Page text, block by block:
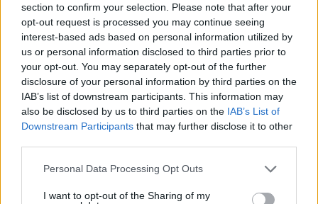
section to confirm your selection. Please note that after your
opt-out request is processed you may continue seeing
interest-based ads based on personal information utilized by
us or personal information disclosed to third parties prior to
your opt-out. You may separately opt-out of the further
disclosure of your personal information by third parties on the
IAB’s list of downstream participants. This information may
also be disclosed by us to third parties on the IAB’s List of
Downstream Participants that may further disclose it to other
Please note that this website/app uses one or more Google
not limited to your visit or usage behaviour. You may click to
Personal Data Processing Opt Outs
I want to opt-out of the Sharing of my
Σε ελέγχους για ανίχνευση ναρκωτικών θα υπόκεινται
από εδώ και στο εξής οι υπουργοί στη Γαλλία
«Η χρήση ναρκωτικών από κρατικούς αξιωματούχους
αποτελεί μια προσωπική ευπάθεια που μπορεί να
αξιοποιηθεί από ομάδες πίεσης, εγκληματικά δίκτυα
ή τακτικές παρέμβασης», εξηγεί ο Γάλλος
Πρωθυπουργός
17.06.2026, 16:59